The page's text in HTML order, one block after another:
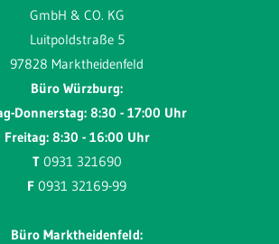
GmbH & CO. KG
Luitpoldstraße 5
97828 Marktheidenfeld
Büro Würzburg:
Donnerstag: 8:30 - 17:00 Uhr
Freitag: 8:30 - 16:00 Uhr
T 0931 321690
F 0931 32169-99
Büro Marktheidenfeld: